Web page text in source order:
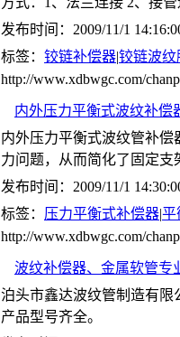
发布时间：2009/11/1
标签： 铰链补偿器|铰链波纹
http://www.xdbwgc.com/
内外压力平衡式波纹补偿
内外压力平衡式波纹管补
力问题，从而简化了固定
发布时间：2009/11/1
标签： 压力平衡式补偿器|平
http://www.xdbwgc.com/
波纹补偿器、金属软管专
泊头市鑫达波纹管制造有
产品型号齐全。